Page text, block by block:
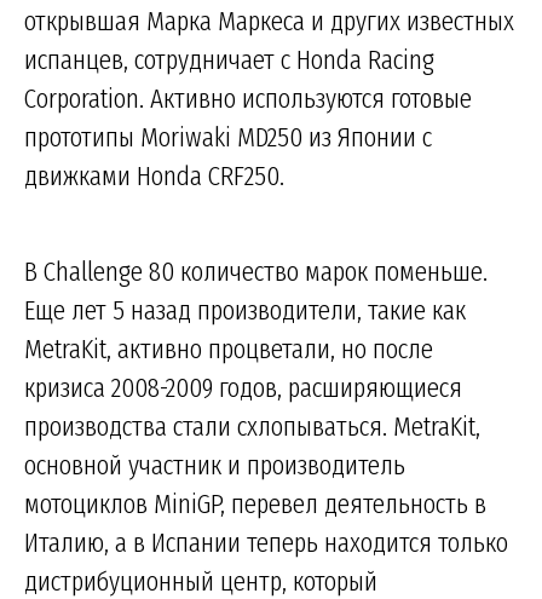
открывшая Марка Маркеса и других известных
испанцев, сотрудничает с Honda Racing
Corporation. Активно используются готовые
прототипы Moriwaki MD250 из Японии с
движками Honda CRF250.
В Challenge 80 количество марок поменьше.
Еще лет 5 назад производители, такие как
MetraKit, активно процветали, но после
кризиса 2008-2009 годов, расширяющиеся
производства стали схлопываться. MetraKit,
основной участник и производитель
мотоциклов MiniGP, перевел деятельность в
Италию, а в Испании теперь находится только
дистрибуционный центр, который